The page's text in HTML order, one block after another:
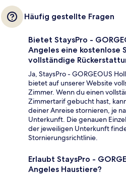
Häufig gestellte Fragen
Bietet StaysPro -
Angeles eine kostenlose
vollständige
Ja, StaysPro - GORGEOUS
bietet auf unserer Website
Zimmer. Wenn du einen
Zimmertarif gebucht hast,
deiner Anreise stornieren, je
Unterkunft. Die genauen
der jeweiligen Unterkunft
Stornierungsrichtlinie.
Erlaubt StaysPro -
Angeles Haustiere?